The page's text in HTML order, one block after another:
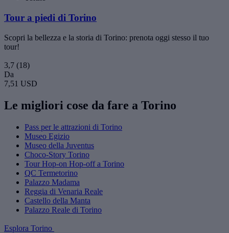
Tour a piedi di Torino
Scopri la bellezza e la storia di Torino: prenota oggi stesso il tuo
tour!
3,7 (18)
Da
7,51 USD
Le migliori cose da fare a Torino
Pass per le attrazioni di Torino
Museo Egizio
Museo della Juventus
Choco-Story Torino
Tour Hop-on Hop-off a Torino
QC Termetorino
Palazzo Madama
Reggia di Venaria Reale
Castello della Manta
Palazzo Reale di Torino
Esplora Torino